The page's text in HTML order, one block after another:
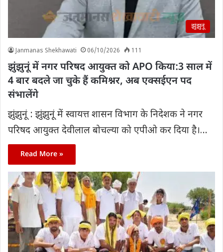
झुंझुनूं
Janmanas Shekhawati 06/10/2026 111
झुंझुनूं में नगर परिषद आयुक्त को APO किया:3 साल में
4 बार बदले जा चुके हैं कमिश्नर, अब एक्सईएन पद
संभालेंगे
झुंझुनूं : झुंझुनूं में स्वायत्त शासन विभाग के निदेशक ने नगर
परिषद आयुक्त देवीलाल बोचल्या को एपीओ कर दिया है।…
Read More »